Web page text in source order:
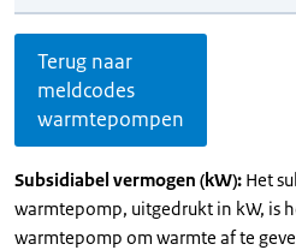
Terug naar
meldcodes
warmtepompen
Subsidiabel vermogen (kW): Het
warmtepomp, uitgedrukt in kW, is
warmtepomp om warmte af te